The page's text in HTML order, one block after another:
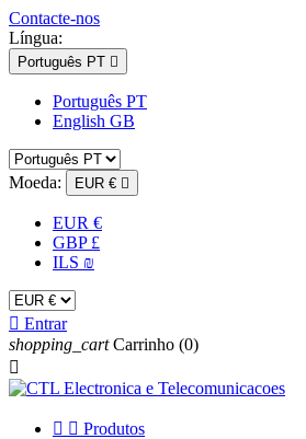
Contacte-nos
Língua:
Português PT 
Português PT
English GB
Moeda: EUR € 
EUR €
GBP £
ILS ₪
 Entrar
shopping_cart Carrinho (0)

  Produtos